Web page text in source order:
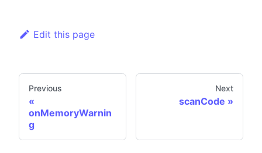
Edit this page
Previous
onMemoryWarnin
g
Next
scanCode